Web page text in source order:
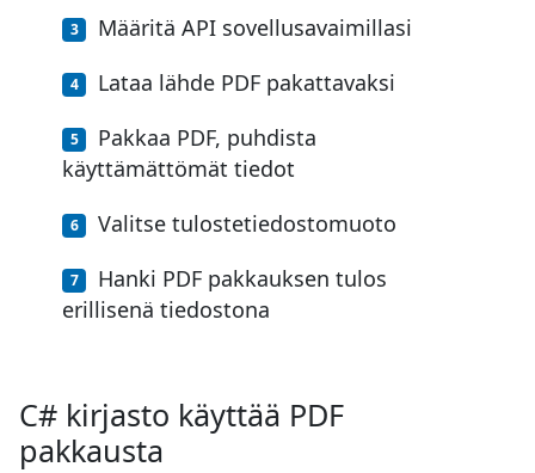
Määritä API sovellusavaimillasi
Lataa lähde PDF pakattavaksi
Pakkaa PDF, puhdista
käyttämättömät tiedot
Valitse tulostetiedostomuoto
Hanki PDF pakkauksen tulos
erillisenä tiedostona
C# kirjasto käyttää PDF
pakkausta